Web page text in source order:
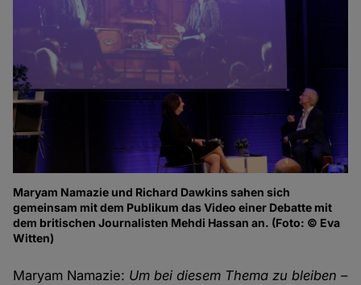
Maryam Namazie und Richard Dawkins sahen sich
gemeinsam mit dem Publikum das Video einer Debatte mit
dem britischen Journalisten Mehdi Hassan an. (Foto: © Eva
Witten)
Maryam Namazie: Um bei diesem Thema zu bleiben –